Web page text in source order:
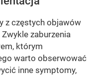
z częstych objawów
zaburzenia
którym
warto obserwować
inne symptomy,